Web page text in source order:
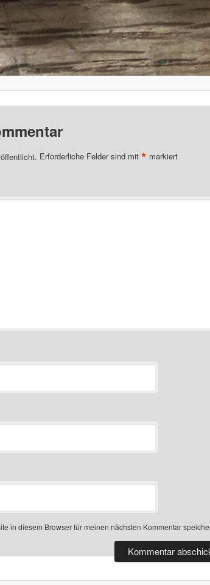
Erforderliche Felder sind mit * markiert
in diesem Browser für meinen nächsten Kommentar